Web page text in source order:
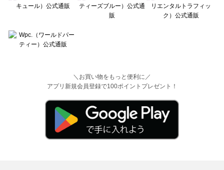
＼お買い物をもっと便利に／
アプリ新規会員登録で100ポイントプレゼント！